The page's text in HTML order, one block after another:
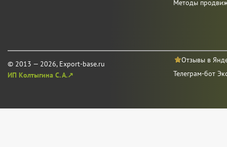
© 2013 — 2026, Export-base.ru
ИП Колтыгина С. А.↗
Методы
Отзывы в
Телеграм-бот